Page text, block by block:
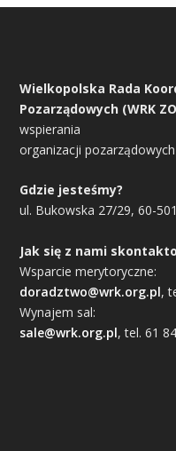
Wielkopolska Rada
Pozarządowych (WRK
wspierania
organizacji
Gdzie jesteśmy?
ul. Bukowska 27/29, 60-
Jak się z nami
Wsparcie merytoryczne:
doradztwo@wrk.org.pl,
Wynajem sal:
sale@wrk.org.pl, tel. 61